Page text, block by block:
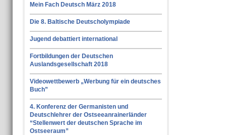
Mein Fach Deutsch März 2018
Die 8. Baltische Deutscholympiade
Jugend debattiert international
Fortbildungen der Deutschen
Auslandsgesellschaft 2018
Videowettbewerb „Werbung für ein deutsches
Buch”
4. Konferenz der Germanisten und
Deutschlehrer der Ostseeanrainerländer
“Stellenwert der deutschen Sprache im
Ostseeraum”